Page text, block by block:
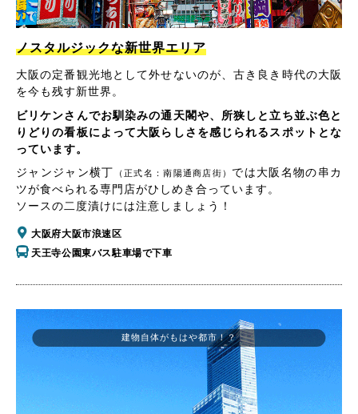
ノスタルジックな新世界エリア
大阪の定番観光地として外せないのが、古き良き時代の大阪
を今も残す新世界。
ビリケンさんでお馴染みの通天閣や、所狭しと立ち並ぶ色と
りどりの看板によって大阪らしさを感じられるスポットとな
っています。
ジャンジャン横丁
（正式名：南陽通商店街） では大阪名物の串カ
ツが食べられる専門店がひしめき合っています。
ソースの二度漬けには注意しましょう！
大阪府大阪市浪速区
天王寺公園東バス駐車場で下車
建物自体がもはや都市！？